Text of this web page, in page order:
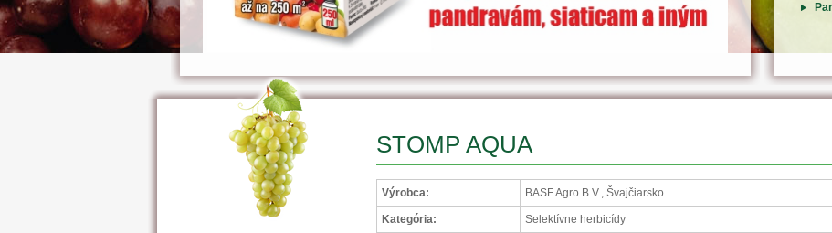
STOMP AQUA
Výrobca: BASF Agro B.V., Švajčiarsko
Kategória: Selektívne herbicídy